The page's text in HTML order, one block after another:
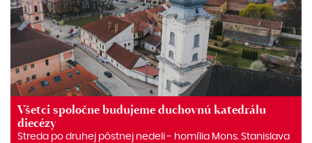
Všetci spoločne budujeme duchovnú katedrálu
diecézy
Streda po druhej pôstnej nedeli ‒ homília Mons. Stanislava